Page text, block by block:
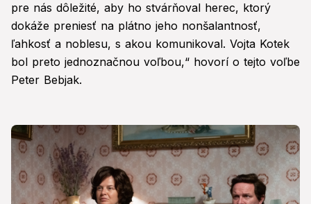
pre nás dôležité, aby ho stvárňoval herec, ktorý
dokáže preniesť na plátno jeho nonšalantnosť,
ľahkosť a noblesu, s akou komunikoval. Vojta Kotek
bol preto jednoznačnou voľbou,“ hovorí o tejto voľbe
Peter Bebjak.